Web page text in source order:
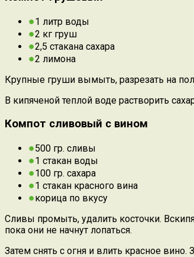
1 литр воды
2 кг груш
2,5 стакана сахара
2 лимона
Крупные груши вымыть, разрезать на
В кипяченой теплой воде растворить
Компот сливовый с вином
500 гр. сливы
1 стакан воды
100 гр. сахара
1 стакан красного вина
корица по вкусу
Сливы промыть, удалить косточки.
пока они не начнут лопаться.
Затем снять с огня и влить красное